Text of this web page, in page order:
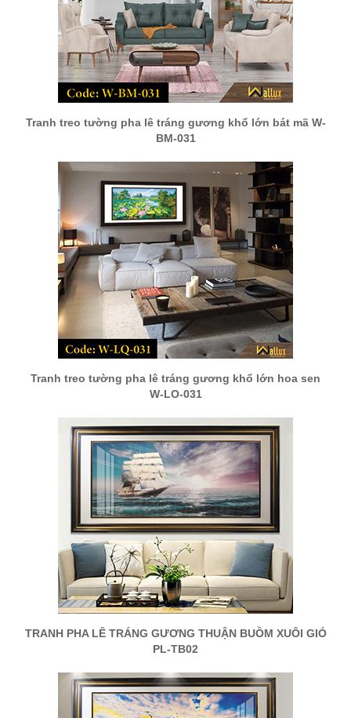
Tranh treo tường pha lê tráng gương khổ lớn bát mã W-
BM-031
Tranh treo tường pha lê tráng gương khổ lớn hoa sen
W-LQ-031
TRANH PHA LÊ TRÁNG GƯƠNG THUẬN BUỒM XUÔI GIÓ
PL-TB02